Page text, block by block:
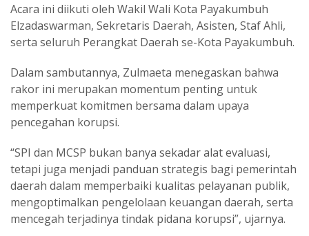
Acara ini diikuti oleh Wakil Wali Kota Payakumbuh
Elzadaswarman, Sekretaris Daerah, Asisten, Staf Ahli,
serta seluruh Perangkat Daerah se-Kota Payakumbuh.
Dalam sambutannya, Zulmaeta menegaskan bahwa
rakor ini merupakan momentum penting untuk
memperkuat komitmen bersama dalam upaya
pencegahan korupsi.
“SPI dan MCSP bukan banya sekadar alat evaluasi,
tetapi juga menjadi panduan strategis bagi pemerintah
daerah dalam memperbaiki kualitas pelayanan publik,
mengoptimalkan pengelolaan keuangan daerah, serta
mencegah terjadinya tindak pidana korupsi”, ujarnya.